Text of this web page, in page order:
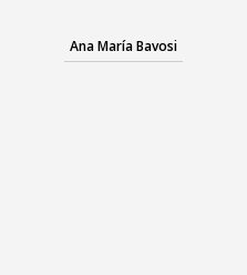
Ana María Bavosi